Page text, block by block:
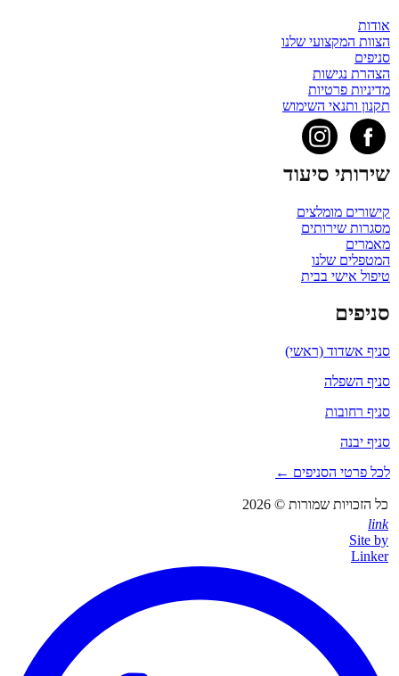
אודות
הצוות המקצועי שלנו
סניפים
הצהרת נגישות
מדיניות פרטיות
תקנון ותנאי השימוש
שירותי סיעוד
קישורים מומלצים
מסגרות שירותים
מאמרים
המטפלים שלנו
טיפול אישי בבית
סניפים
סניף אשדוד (ראשי)
סניף השפלה
סניף רחובות
סניף יבנה
לכל פרטי הסניפים ←
כל הזכויות שמורות © 2026
link
Site by
Linker